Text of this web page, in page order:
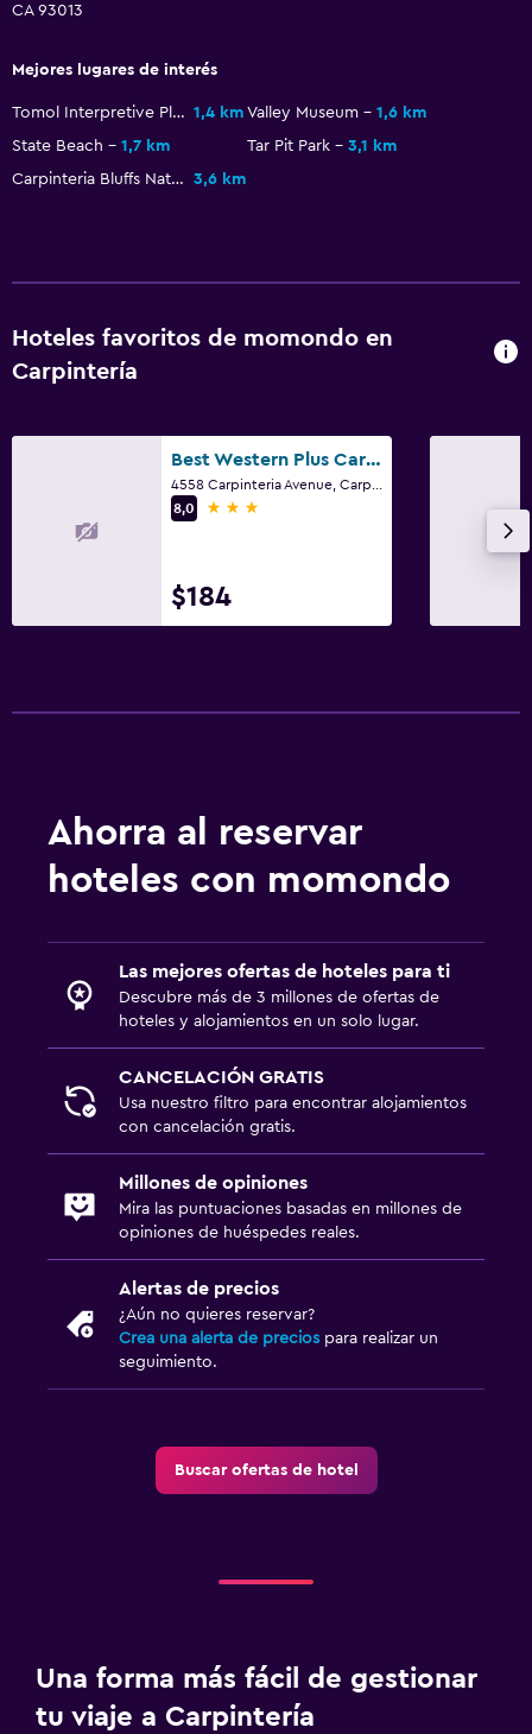
TV
Microondas
Máquina expendedora (botanas)
Estacionamiento y transporte
Estacionamiento en la calle
Estacionamiento privado
Habitación
Piscina y spa
Parrilla
Lavandería
Servicios de lavandería/tintorería
Fax/fotocopiadora
Escritorio
Salud y seguridad
Limpieza diaria
Ideal para familias
CA 93013
Mejores lugares de interés
Tomol Interpretive Play Area 1,4 km Valley Museum
1,6 km
State Beach
1,7 km Tar Pit Park
3,1 km
Carpinteria Bluffs Nature Preserve
3,6 km
Hoteles favoritos de momondo en
Carpintería
Best Western Plus Carpinteria Inn
8,0
3 estrellas
$184
Ahorra al reservar
hoteles con momondo
Las mejores ofertas de hoteles para ti
Descubre más de 3 millones de ofertas de
hoteles y alojamientos en un solo lugar.
CANCELACIÓN GRATIS
Usa nuestro filtro para encontrar alojamientos
con cancelación gratis.
Millones de opiniones
Mira las puntuaciones basadas en millones de
opiniones de huéspedes reales.
Alertas de precios
¿Aún no quieres reservar?
Crea una alerta de precios para realizar un
seguimiento.
Buscar ofertas de hotel
Una forma más fácil de gestionar
tu viaje a Carpintería